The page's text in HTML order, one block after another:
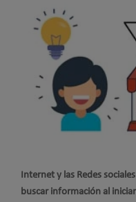
Internet y las Redes sociales
buscar información al